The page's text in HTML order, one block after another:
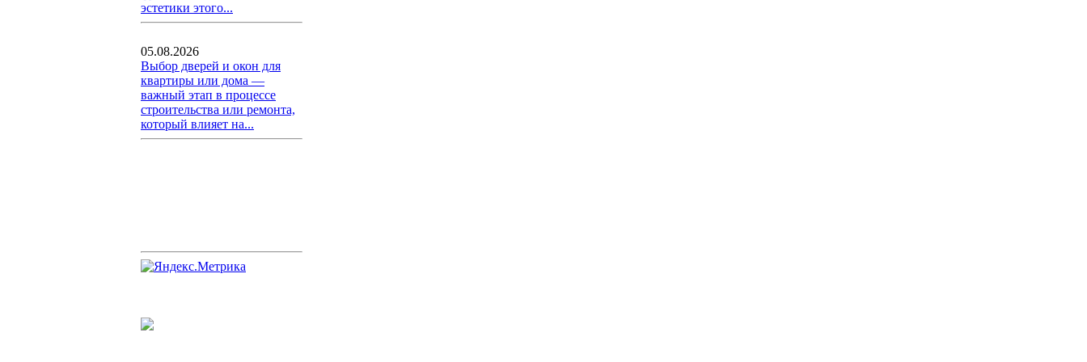
эстетики этого...
05.08.2026
Выбор дверей и окон для
квартиры или дома —
важный этап в процессе
строительства или ремонта,
который влияет на...